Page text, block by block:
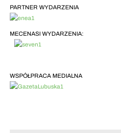
PARTNER WYDARZENIA
MECENASI WYDARZENIA:
WSPÓŁPRACA MEDIALNA